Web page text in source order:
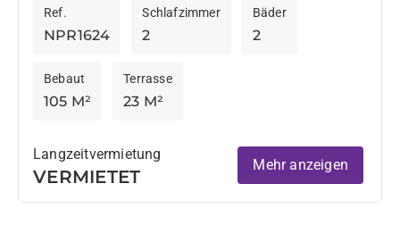
besteht aus dem Wohnzimmer, voll ausgestatteter...
NPR1624
Ref.
2
Schlafzimmer
2
Bäder
105 M²
Bebaut
23 M²
Terrasse
Langzeitvermietung
VERMIETET
Mehr anzeigen